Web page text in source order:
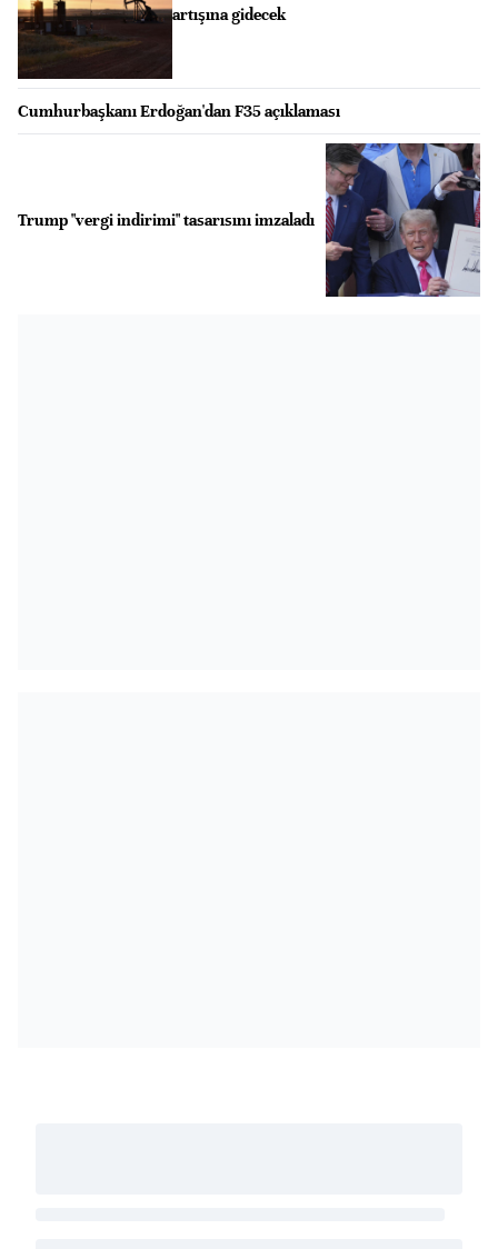
artışına gidecek
Cumhurbaşkanı Erdoğan'dan F35 açıklaması
Trump "vergi indirimi" tasarısını imzaladı